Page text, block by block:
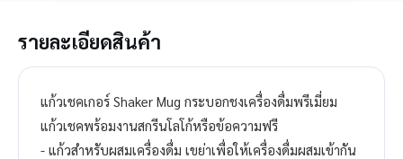
รายละเอียดสินค้า
แก้วเชคเกอร์ Shaker Mug กระบอกชงเครื่องดื่มพรีเมี่ยม
แก้วเชคพร้อมงานสกรีนโลโก้หรือข้อความฟรี
- แก้วสำหรับผสมเครื่องดื่ม เขย่าเพื่อให้เครื่องดื่มผสมเข้ากัน